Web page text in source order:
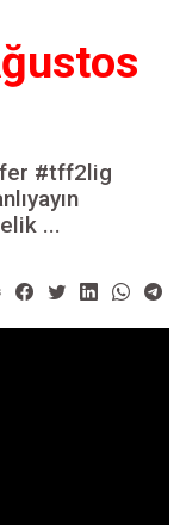
#tff2lig
...